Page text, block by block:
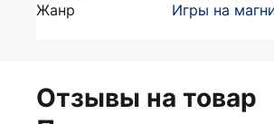
Жанр
Игры на
Отзывы на товар